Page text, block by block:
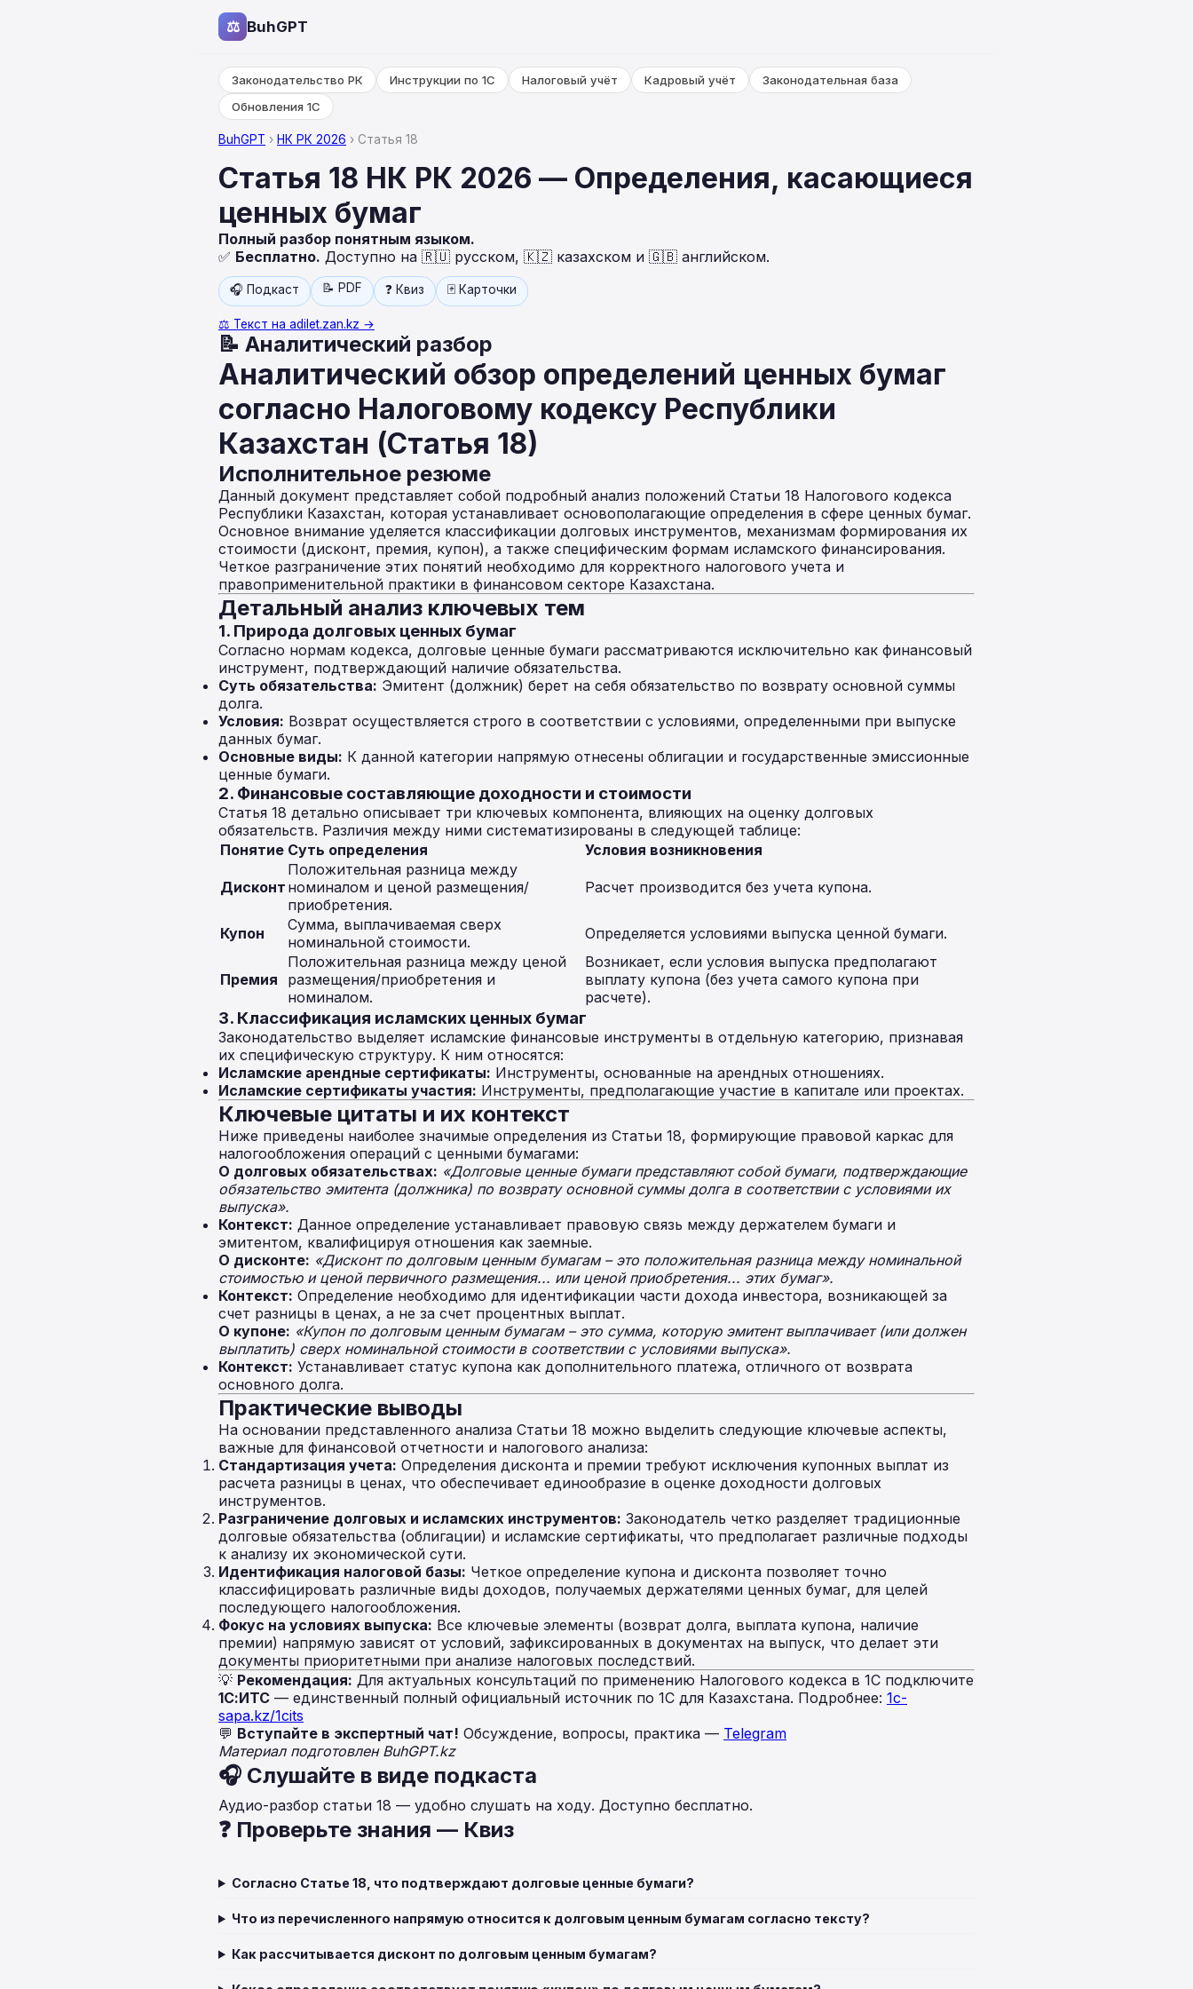
⚖ BuhGPT
Законодательство РК Инструкции по 1С Налоговый учёт Кадровый учёт
Законодательная база
Обновления 1С
BuhGPT › НК РК 2026 › Статья 18
Статья 18 НК РК 2026 — Определения, касающиеся
ценных бумаг
Полный разбор понятным языком.
✅ Бесплатно. Доступно на 🇷🇺 русском, 🇰🇿 казахском и 🇬🇧 английском.
🎧 Подкаст 📝 PDF ❓ Квиз 🃏 Карточки
⚖️ Текст на adilet.zan.kz →
📝 Аналитический разбор
Аналитический обзор определений ценных бумаг
согласно Налоговому кодексу Республики
Казахстан (Статья 18)
Исполнительное резюме
Данный документ представляет собой подробный анализ положений Статьи 18 Налогового кодекса
Республики Казахстан, которая устанавливает основополагающие определения в сфере ценных бумаг.
Основное внимание уделяется классификации долговых инструментов, механизмам формирования их
стоимости (дисконт, премия, купон), а также специфическим формам исламского финансирования.
Четкое разграничение этих понятий необходимо для корректного налогового учета и
правоприменительной практики в финансовом секторе Казахстана.
Детальный анализ ключевых тем
1. Природа долговых ценных бумаг
Согласно нормам кодекса, долговые ценные бумаги рассматриваются исключительно как финансовый
инструмент, подтверждающий наличие обязательства.
Суть обязательства: Эмитент (должник) берет на себя обязательство по возврату основной суммы
долга.
Условия: Возврат осуществляется строго в соответствии с условиями, определенными при выпуске
данных бумаг.
Основные виды: К данной категории напрямую отнесены облигации и государственные эмиссионные
ценные бумаги.
2. Финансовые составляющие доходности и стоимости
Статья 18 детально описывает три ключевых компонента, влияющих на оценку долговых
обязательств. Различия между ними систематизированы в следующей таблице:
Понятие Суть определения Условия возникновения
Дисконт
Положительная разница между
номиналом и ценой размещения/
приобретения.
Расчет производится без учета купона.
Купон
Сумма, выплачиваемая сверх
номинальной стоимости.
Определяется условиями выпуска ценной бумаги.
Премия
Положительная разница между ценой
размещения/приобретения и
номиналом.
Возникает, если условия выпуска предполагают
выплату купона (без учета самого купона при
расчете).
3. Классификация исламских ценных бумаг
Законодательство выделяет исламские финансовые инструменты в отдельную категорию, признавая
их специфическую структуру. К ним относятся:
Исламские арендные сертификаты: Инструменты, основанные на арендных отношениях.
Исламские сертификаты участия: Инструменты, предполагающие участие в капитале или проектах.
Ключевые цитаты и их контекст
Ниже приведены наиболее значимые определения из Статьи 18, формирующие правовой каркас для
налогообложения операций с ценными бумагами:
О долговых обязательствах: «Долговые ценные бумаги представляют собой бумаги, подтверждающие
обязательство эмитента (должника) по возврату основной суммы долга в соответствии с условиями их
выпуска».
Контекст: Данное определение устанавливает правовую связь между держателем бумаги и
эмитентом, квалифицируя отношения как заемные.
О дисконте: «Дисконт по долговым ценным бумагам – это положительная разница между номинальной
стоимостью и ценой первичного размещения... или ценой приобретения... этих бумаг».
Контекст: Определение необходимо для идентификации части дохода инвестора, возникающей за
счет разницы в ценах, а не за счет процентных выплат.
О купоне: «Купон по долговым ценным бумагам – это сумма, которую эмитент выплачивает (или должен
выплатить) сверх номинальной стоимости в соответствии с условиями выпуска».
Контекст: Устанавливает статус купона как дополнительного платежа, отличного от возврата
основного долга.
Практические выводы
На основании представленного анализа Статьи 18 можно выделить следующие ключевые аспекты,
важные для финансовой отчетности и налогового анализа:
Стандартизация учета: Определения дисконта и премии требуют исключения купонных выплат из
расчета разницы в ценах, что обеспечивает единообразие в оценке доходности долговых
инструментов.
Разграничение долговых и исламских инструментов: Законодатель четко разделяет традиционные
долговые обязательства (облигации) и исламские сертификаты, что предполагает различные подходы
к анализу их экономической сути.
Идентификация налоговой базы: Четкое определение купона и дисконта позволяет точно
классифицировать различные виды доходов, получаемых держателями ценных бумаг, для целей
последующего налогообложения.
Фокус на условиях выпуска: Все ключевые элементы (возврат долга, выплата купона, наличие
премии) напрямую зависят от условий, зафиксированных в документах на выпуск, что делает эти
документы приоритетными при анализе налоговых последствий.
💡 Рекомендация: Для актуальных консультаций по применению Налогового кодекса в 1С подключите
1С:ИТС — единственный полный официальный источник по 1С для Казахстана. Подробнее: 1c-
sapa.kz/1cits
💬 Вступайте в экспертный чат! Обсуждение, вопросы, практика — Telegram
Материал подготовлен BuhGPT.kz
🎧 Слушайте в виде подкаста
Аудио-разбор статьи 18 — удобно слушать на ходу. Доступно бесплатно.
❓ Проверьте знания — Квиз
Согласно Статье 18, что подтверждают долговые ценные бумаги?
Что из перечисленного напрямую относится к долговым ценным бумагам согласно тексту?
Как рассчитывается дисконт по долговым ценным бумагам?